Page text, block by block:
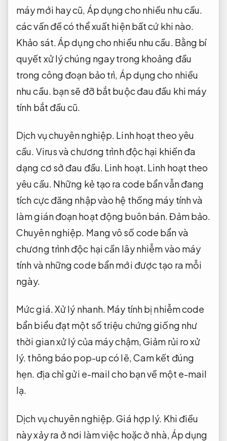
máy mới hay cũ, Áp dụng cho nhiều nhu cầu.
các vấn đề có thể xuất hiện bất cứ khi nào.
Khảo sát.Áp dụng cho nhiều nhu cầu. Bằng bí
quyết xử lý chúng ngay trong khoảng đầu
trong công đoạn bảo trì, Áp dụng cho nhiều
nhu cầu. bạn sẽ đỡ bắt buộc đau đầu khi máy
tính bắt đầu cũ.
Dịch vụ chuyên nghiệp. Linh hoạt theo yêu
cầu. Virus và chương trình độc hại khiến đa
dạng cơ sở đau đầu. Linh hoạt. Linh hoạt theo
yêu cầu. Những kẻ tạo ra code bẩn vẫn đang
tích cực đăng nhập vào hệ thống máy tính và
làm gián đoạn hoạt động buôn bán.Đảm bảo.
Chuyên nghiệp. Mang vô số code bẩn và
chương trình độc hại cần lây nhiễm vào máy
tính và những code bẩn mới được tạo ra mỗi
ngày.
Mức giá.Xử lý nhanh. Máy tính bị nhiễm code
bẩn biểu đạt một số triệu chứng giống như
thời gian xử lý của máy chậm,Giảm rủi ro xử
lý. thông báo pop-up có lẽ,Cam kết đúng
hẹn. địa chỉ gửi e-mail cho bạn về một e-mail
lạ.
Dịch vụ chuyên nghiệp.Giá hợp lý. Khi điều
này xảy ra ở nơi làm việc hoặc ở nhà,Áp dụng